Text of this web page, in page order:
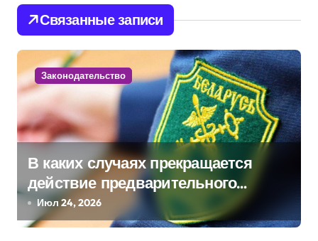
и
г
а
ц
и
я
п
о
Связанные записи
Законодательство
В каких случаях прекращается
действие предварительного
решения о классификации товара?
Июл 24, 2026